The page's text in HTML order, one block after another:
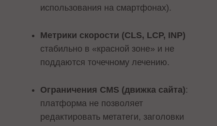
использования на смартфонах).
Метрики скорости (CLS, LCP, INP)
стабильно в «красной зоне» и не
поддаются точечному лечению.
Ограничения CMS (движка сайта):
платформа не позволяет
редактировать метатеги, заголовки